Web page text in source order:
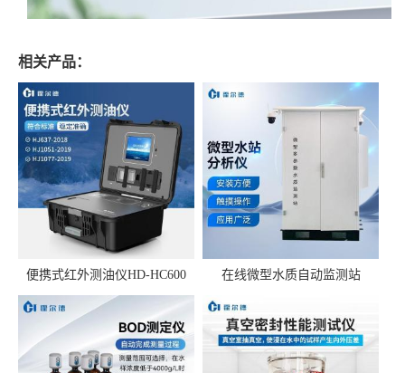
相关产品：
便携式红外测油仪HD-HC600 在线微型水质自动监测站